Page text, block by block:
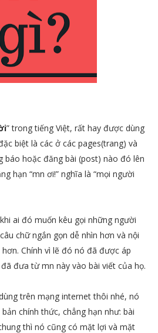
” trong tiếng Việt, rất hay được dùng
biệt là các ở các pages(trang) và
báo hoặc đăng bài (post) nào đó lên
hạn “mn ơi!” nghĩa là “mọi người
ai đó muốn kêu gọi những người
chữ ngắn gọn dễ nhìn hơn và nội
Chính vì lẽ đó nó đã được áp
đưa từ mn này vào bài viết của họ.
trên mạng internet thôi nhé, nó
chính thức, chẳng hạn như: bài
thì nó cũng có mặt lợi và mặt